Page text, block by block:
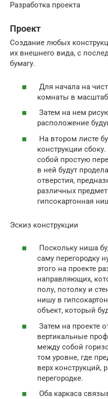
Разработка проекта
Проект
Создание любых
их внешнего вида, с
бумагу.
Для начала на
комнаты в
Затем на нем
расположение
На втором листе
конструкции
собой простую
в ней будут
отверстия,
различных
гипсокартонная
Эскиз конструкции
Поскольку ниша
саму перегородку
этого на проекте
направляющих,
полу, потолку и
нишу в
объект, который
Затем на проекте
вертикальные
между собой
том уровне, где
верх конструкций,
перегородке.
Оба каркаса